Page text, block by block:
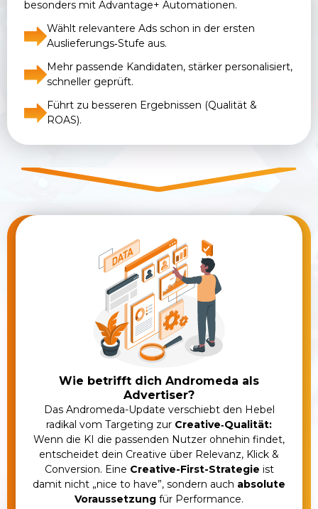
besonders mit Advantage+ Automationen.
Wählt relevantere Ads schon in der ersten
Auslieferungs‑Stufe aus.
Mehr passende Kandidaten, stärker personalisiert,
schneller geprüft.
Führt zu besseren Ergebnissen (Qualität &
ROAS).
Wie betrifft dich Andromeda als
Advertiser?
Das Andromeda-Update verschiebt den Hebel
radikal vom Targeting zur Creative‑Qualität:
Wenn die KI die passenden Nutzer ohnehin findet,
entscheidet dein Creative über Relevanz, Klick &
Conversion. Eine Creative-First-Strategie ist
damit nicht „nice to have”, sondern auch absolute
Voraussetzung für Performance.